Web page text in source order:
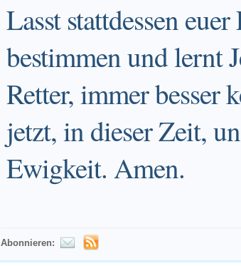
Lasst stattdessen
bestimmen und lernt
Retter, immer besser
jetzt, in dieser Zeit,
Ewigkeit. Amen.
Abonnieren: